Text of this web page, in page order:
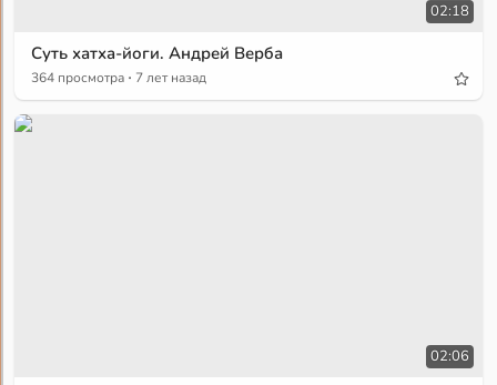
02:18
Суть хатха-йоги. Андрей Верба
364 просмотра · 7 лет назад
02:06